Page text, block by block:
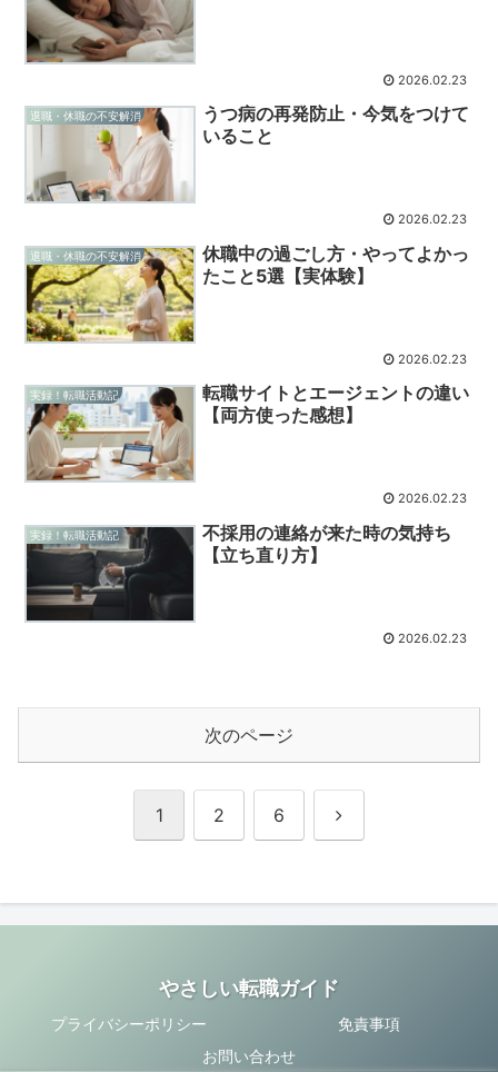
2026.02.23
退職・休職の不安解消
うつ病の再発防止・今気をつけて
いること
2026.02.23
退職・休職の不安解消
休職中の過ごし方・やってよかっ
たこと5選【実体験】
2026.02.23
実録！転職活動記
転職サイトとエージェントの違い
【両方使った感想】
2026.02.23
実録！転職活動記
不採用の連絡が来た時の気持ち
【立ち直り方】
2026.02.23
次のページ
1 2 6 次
やさしい転職ガイド
プライバシーポリシー
免責事項
お問い合わせ